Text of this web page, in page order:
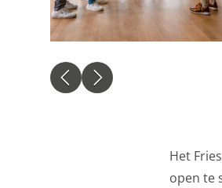
Het
open te